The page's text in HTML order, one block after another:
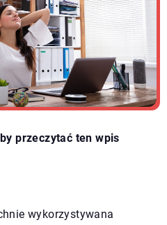
przeczytać ten wpis
wykorzystywana